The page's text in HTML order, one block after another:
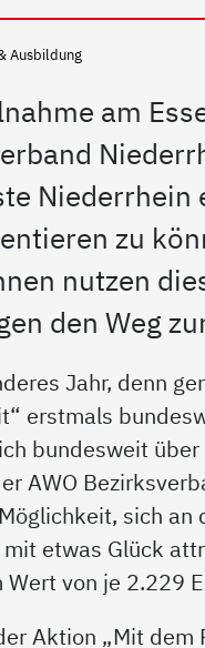
Ausbildung
am
zu
nutzen
den Weg
Jahr, denn
erstmals
bundesweit
AWO
sich
etwas Glück
von je 2.229
Aktion „Mit